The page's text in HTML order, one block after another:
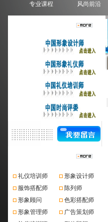
专业课程
风尚前沿
礼仪培训师
形象设计师
服饰搭配师
陈列师
形象顾问
色彩搭配师
形象管理师
广告策划师